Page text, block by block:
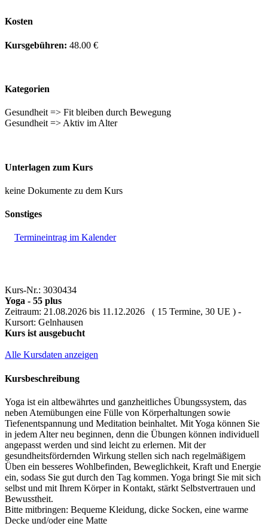
Kosten
Kursgebühren: 48.00 €
Kategorien
Gesundheit => Fit bleiben durch Bewegung
Gesundheit => Aktiv im Alter
Unterlagen zum Kurs
keine Dokumente zu dem Kurs
Sonstiges
Termineintrag im Kalender
Kurs-Nr.: 3030434
Yoga - 55 plus
Zeitraum: 21.08.2026 bis 11.12.2026 ( 15 Termine, 30 UE ) -
Kursort: Gelnhausen
Kurs ist ausgebucht
Alle Kursdaten anzeigen
Kursbeschreibung
Yoga ist ein altbewährtes und ganzheitliches Übungssystem, das
neben Atemübungen eine Fülle von Körperhaltungen sowie
Tiefenentspannung und Meditation beinhaltet. Mit Yoga können Sie
in jedem Alter neu beginnen, denn die Übungen können individuell
angepasst werden und sind leicht zu erlernen. Mit der
gesundheitsfördernden Wirkung stellen sich nach regelmäßigem
Üben ein besseres Wohlbefinden, Beweglichkeit, Kraft und Energie
ein, sodass Sie gut durch den Tag kommen. Yoga bringt Sie mit sich
selbst und mit Ihrem Körper in Kontakt, stärkt Selbstvertrauen und
Bewusstheit.
Bitte mitbringen: Bequeme Kleidung, dicke Socken, eine warme
Decke und/oder eine Matte